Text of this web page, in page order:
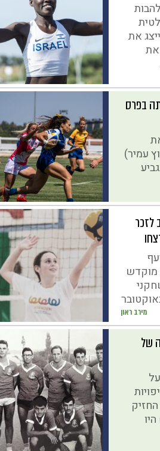
את
את
בפרס
עמיר)
מירב ראון
לזכר
מוקדש
של
ב-14 אליפויות
היו